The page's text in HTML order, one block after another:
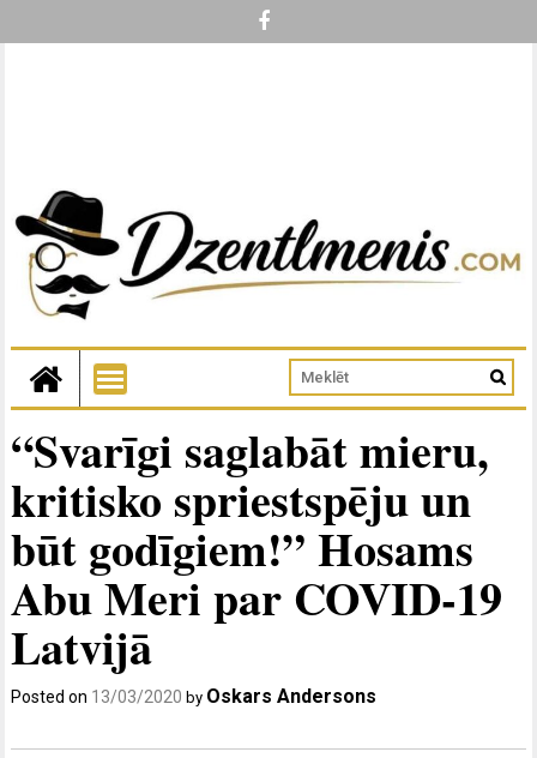
“Svarīgi saglabāt mieru,
kritisko spriestspēju un
būt godīgiem!” Hosams
Abu Meri par COVID-19
Latvijā
Posted on 13/03/2020 by Oskars Andersons